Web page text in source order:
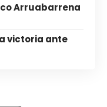
Arruabarrena
victoria ante